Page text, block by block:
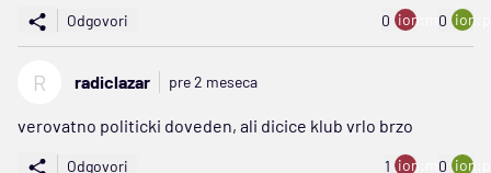
Odgovori 0 ion:minus
0
R radiclazar pre 2 meseca
verovatno politicki doveden, ali dicice klub vrlo brzo
Odgovori 1 ion:minus
0